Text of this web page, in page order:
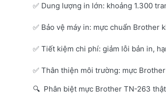
✅ Dung lượng in lớn: khoảng 1.300
✅ Bảo vệ máy in: mực chuẩn Brother
✅ Tiết kiệm chi phí: giảm lỗi bản in,
✅ Thân thiện môi trường: mực
🔍 Phân biệt mực Brother TN-263